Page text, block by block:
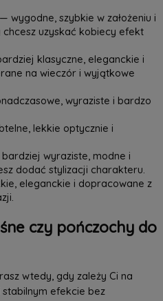
wygodne, szybkie w założeniu i
uzyskać kobiecy efekt
klasyczne, eleganckie i
na wieczór i wyjątkowe
wyraziste i bardzo
lekkie optycznie i
wyraziste, modne i
dodać stylizacji charakteru.
eleganckie i dopracowane z
czy pończochy do
wtedy, gdy zależy Ci na
stabilnym efekcie bez